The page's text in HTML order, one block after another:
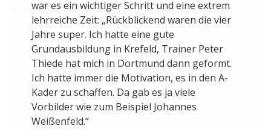
war es ein wichtiger Schritt und eine extrem
lehrreiche Zeit: „Rückblickend waren die vier
Jahre super. Ich hatte eine gute
Grundausbildung in Krefeld, Trainer Peter
Thiede hat mich in Dortmund dann geformt.
Ich hatte immer die Motivation, es in den A-
Kader zu schaffen. Da gab es ja viele
Vorbilder wie zum Beispiel Johannes
Weißenfeld.“